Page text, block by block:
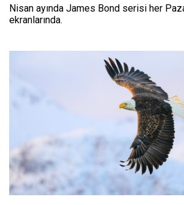
Nisan ayında James Bond serisi her
ekranlarında.